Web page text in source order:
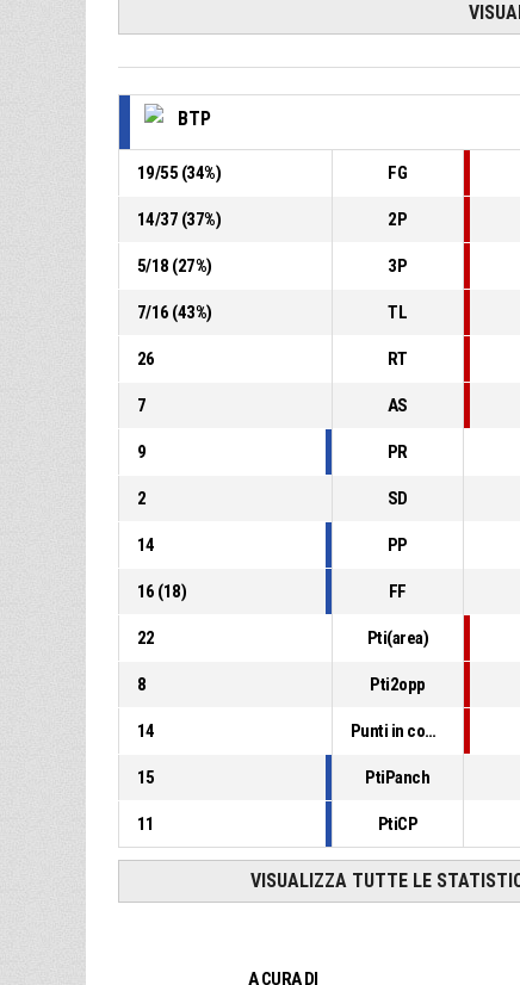
BTP
19/55 (34%) FG
14/37 (37%) 2P
5/18 (27%) 3P
7/16 (43%) TL
26 RT
7 AS
9 PR
2 SD
14 PP
16 (18) FF
22 Pti(area)
8 Pti2opp
14 Punti in contropiede
15 PtiPanch
11 PtiCP
VISUALIZZA TUTTE LE
A CURA DI